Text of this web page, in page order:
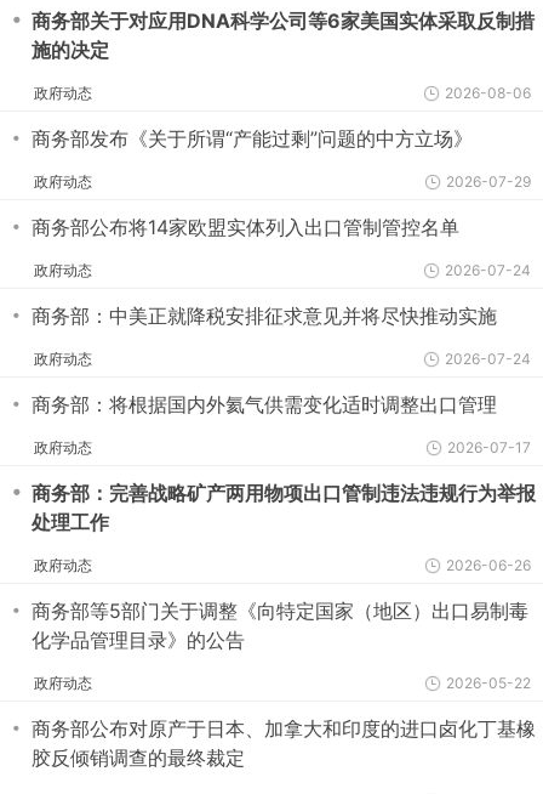
・ 商务部关于对应用DNA科学公司等6家美国实体采取反制措
施的决定
政府动态 2026-08-06
・ 商务部发布《关于所谓“产能过剩”问题的中方立场》
政府动态 2026-07-29
・ 商务部公布将14家欧盟实体列入出口管制管控名单
政府动态 2026-07-24
・ 商务部：中美正就降税安排征求意见并将尽快推动实施
政府动态 2026-07-24
・ 商务部：将根据国内外氦气供需变化适时调整出口管理
政府动态 2026-07-17
・ 商务部：完善战略矿产两用物项出口管制违法违规行为举报
处理工作
政府动态 2026-06-26
・ 商务部等5部门关于调整《向特定国家（地区）出口易制毒
化学品管理目录》的公告
政府动态 2026-05-22
・ 商务部公布对原产于日本、加拿大和印度的进口卤化丁基橡
胶反倾销调查的最终裁定